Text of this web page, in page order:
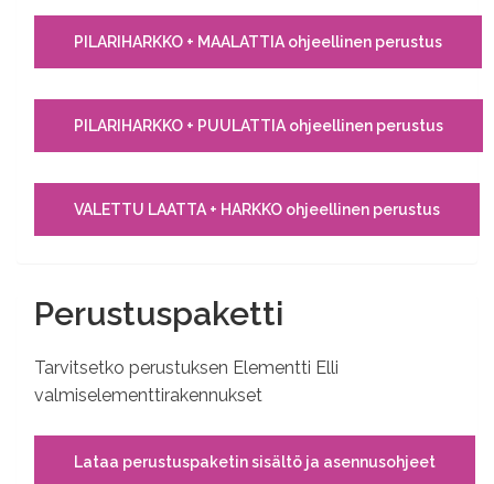
PILARIHARKKO + MAALATTIA ohjeellinen perustus
PILARIHARKKO + PUULATTIA ohjeellinen perustus
VALETTU LAATTA + HARKKO ohjeellinen perustus
Perustuspaketti
Tarvitsetko perustuksen Elementti Elli
valmiselementtirakennukset
Lataa perustuspaketin sisältö ja asennusohjeet